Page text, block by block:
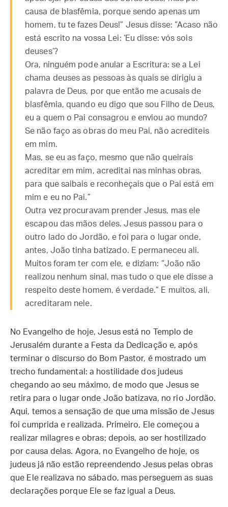
causa de blasfêmia, porque sendo apenas um
homem, tu te fazes Deus!” Jesus disse: “Acaso não
está escrito na vossa Lei: ‘Eu disse: vós sois
deuses’?
Ora, ninguém pode anular a Escritura: se a Lei
chama deuses as pessoas às quais se dirigiu a
palavra de Deus, por que então me acusais de
blasfêmia, quando eu digo que sou Filho de Deus,
eu a quem o Pai consagrou e enviou ao mundo?
Se não faço as obras do meu Pai, não acrediteis
em mim.
Mas, se eu as faço, mesmo que não queirais
acreditar em mim, acreditai nas minhas obras,
para que saibais e reconheçais que o Pai está em
mim e eu no Pai.”
Outra vez procuravam prender Jesus, mas ele
escapou das mãos deles. Jesus passou para o
outro lado do Jordão, e foi para o lugar onde,
antes, João tinha batizado. E permaneceu ali.
Muitos foram ter com ele, e diziam: “João não
realizou nenhum sinal, mas tudo o que ele disse a
respeito deste homem, é verdade.” E muitos, ali,
acreditaram nele.
No Evangelho de hoje, Jesus está no Templo de
Jerusalém durante a Festa da Dedicação e, após
terminar o discurso do Bom Pastor, é mostrado um
trecho fundamental: a hostilidade dos judeus
chegando ao seu máximo, de modo que Jesus se
retira para o lugar onde João batizava, no rio Jordão.
Aqui, temos a sensação de que uma missão de Jesus
foi cumprida e realizada. Primeiro, Ele começou a
realizar milagres e obras; depois, ao ser hostilizado
por causa delas. Agora, no Evangelho de hoje, os
judeus já não estão repreendendo Jesus pelas obras
que Ele realizava no sábado, mas perseguem as suas
declarações porque Ele se faz igual a Deus.